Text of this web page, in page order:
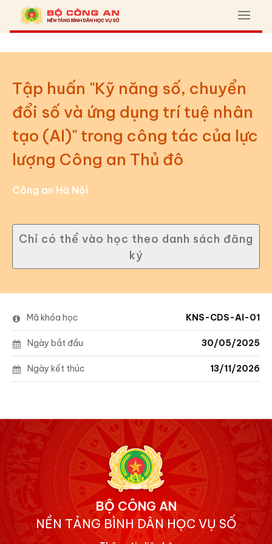
Tập huấn "Kỹ năng số, chuyển
đổi số và ứng dụng trí tuệ nhân
tạo (AI)" trong công tác của lực
lượng Công an Thủ đô
Công an Hà Nội
Chỉ có thể vào học theo danh sách đăng
ký
Mã khóa học KNS-CDS-AI-01
Ngày bắt đầu 30/05/2025
Ngày kết thúc 13/11/2026
BỘ CÔNG AN
NỀN TẢNG BÌNH DÂN HỌC VỤ SỐ